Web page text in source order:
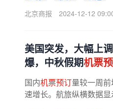
北京商报
2024-12-12
美国突发，大幅上
爆，中秋假期机票
国内机票预订量较一周
速增长。航旅纵横数据